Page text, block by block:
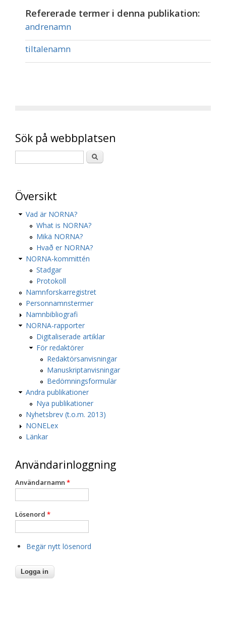
Refererade termer i denna publikation:
andrenamn
tiltalenamn
Sök på webbplatsen
Översikt
Vad är NORNA?
What is NORNA?
Mikä NORNA?
Hvað er NORNA?
NORNA-kommittén
Stadgar
Protokoll
Namnforskarregistret
Personnamnstermer
Namnbibliografi
NORNA-rapporter
Digitaliserade artiklar
För redaktörer
Redaktörsanvisningar
Manuskriptanvisningar
Bedömningsformulär
Andra publikationer
Nya publikationer
Nyhetsbrev (t.o.m. 2013)
NONELex
Länkar
Användarinloggning
Användarnamn *
Lösenord *
Begär nytt lösenord